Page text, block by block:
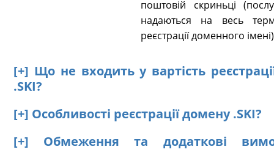
поштовій скриньці
надаються на весь
реєстрації доменного
[+] Що не входить у вартість
.SKI?
[+] Особливості реєстрації домену .SKI?
[+] Обмеження та додаткові